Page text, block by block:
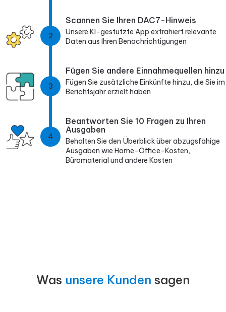
2
Scannen Sie Ihren DAC7-Hinweis
Unsere KI-gestützte App extrahiert relevante
Daten aus Ihren Benachrichtigungen
3
Fügen Sie andere Einnahmequellen hinzu
Fügen Sie zusätzliche Einkünfte hinzu, die Sie im
Berichtsjahr erzielt haben
4
Beantworten Sie 10 Fragen zu Ihren
Ausgaben
Behalten Sie den Überblick über abzugsfähige
Ausgaben wie Home-Office-Kosten,
Büromaterial und andere Kosten
Was unsere Kunden sagen